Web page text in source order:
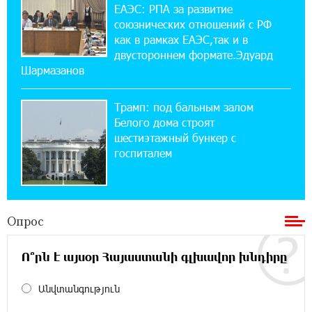
12:17:04 23-07-2026
Против кого вооружается Азербайджан?
Аршак Карапетян
12:04:45 23-07-2026
При поддержке Ucom в спортивной школе
Вайка установлена солнечная
электростанция мощностью 15 кВт
20:50:22 22-07-2026
Новые финансовые навыки на «Давидбекских
играх»: Idram&IDBank
Кругом война. А вас вводят в заблуждение.
ЕАЭС: РПА за развитие
союзнических отношений с РФ
как в рамках ЕАЭС,так и в
двустороннем формате.Эдуард
Шармазанов
Трамп: под бальным залом
Белого дома строят
шестиэтажный бункер с
госпиталем
Опрос
Ո՞րն է այսօր Հայաստանի գլխավոր խնդիրը
Անվտանգություն